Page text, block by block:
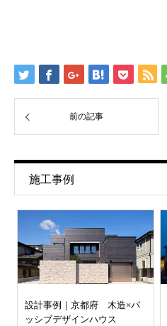
前の記事
施工事例
設計事例｜京都府 木造×パ
ッシブデザインハウス